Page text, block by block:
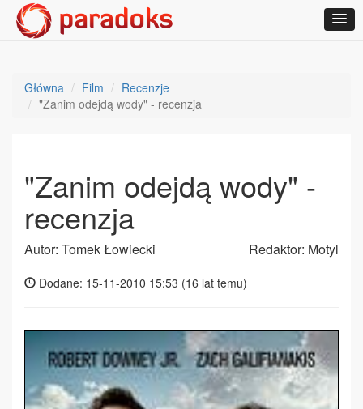
Główna Film
Recenzje
"Zanim odejdą wody" - recenzja
"Zanim odejdą wody" -
recenzja
Autor: Tomek Łowiecki Redaktor: Motyl
Dodane: 15-11-2010 15:53 (16 lat temu)